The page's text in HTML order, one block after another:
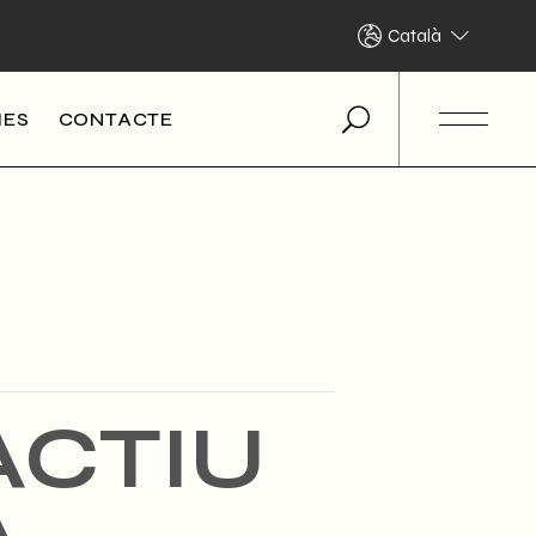
Català
CONTACTE